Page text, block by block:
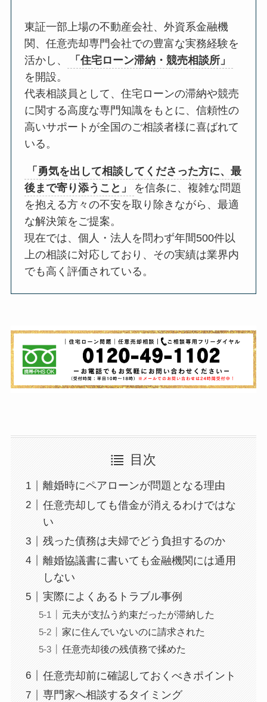
東証一部上場の不動産会社、外資系金融機
関、任意売却専門会社での豊富な実務経験を
活かし、
「住宅ローン滞納・競売相談所」
を開設。
代表相談員として、住宅ローンの滞納や競売
に関する高度な専門知識をもとに、信頼性の
高いサポートが全国のご相談者様に喜ばれて
いる。
「勇気を出して相談してくださった方に、最
後まで寄り添うこと」
を信条に、複雑な問題
を抱える方々の不安を取り除きながら、最適
な解決策をご提案。
現在では、個人・法人を問わず年間500件以
上の相談に対応しており、その実績は業界内
でも高く評価されている。
目次
離婚時にペアローンが問題となる理由
任意売却しても借金が消えるわけではな
い
残った債務は夫婦でどう負担するのか
離婚協議書に書いても金融機関には通用
しない
実際によくあるトラブル事例
元夫が支払う約束だったが滞納した
家に住んでいないのに請求された
任意売却後の残債務で揉めた
任意売却前に確認しておくべきポイント
専門家へ相談するタイミング